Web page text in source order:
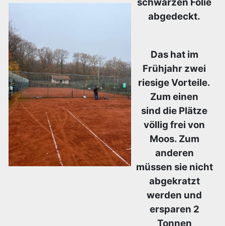
abgedeckt.
Das hat im
Frühjahr zwei
riesige Vorteile.
Zum einen
sind die Plätze
völlig frei von
Moos. Zum
anderen
müssen sie nicht
abgekratzt
werden und
ersparen 2
Tonnen